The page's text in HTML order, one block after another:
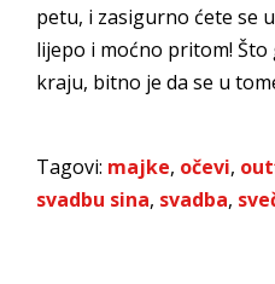
petu, i zasigurno ćete se
lijepo i moćno pritom!
kraju, bitno je da se u
Tagovi: majke, očevi,
svadbu sina, svadba,